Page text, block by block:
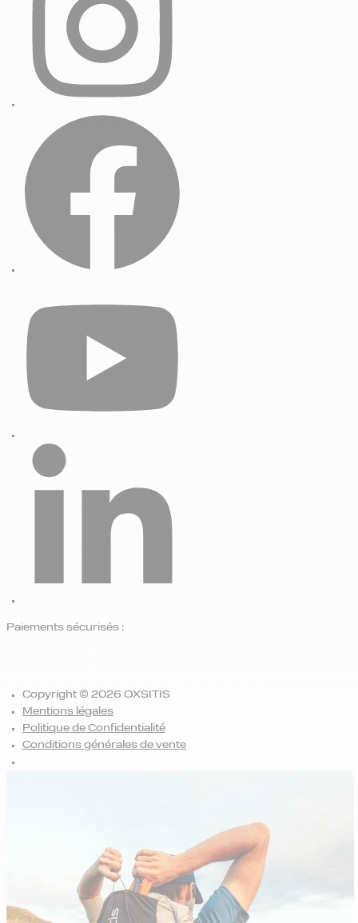
Paiements sécurisés :
Copyright © 2026 OXSITIS
Mentions légales
Politique de Confidentialité
Conditions générales de vente